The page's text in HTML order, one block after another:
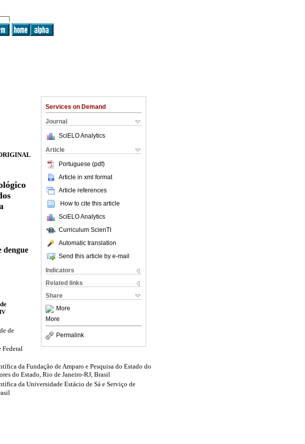
Services on Demand
Journal
SciELO Analytics
Article
Portuguese (pdf)
Article in xml format
Article references
How to cite this article
SciELO Analytics
Curriculum ScienTI
Automatic translation
Send this article by e-mail
Indicators
Related links
Share
More
More
Permalink
dengue
IV
de
Federal
da Fundação de Amparo e Pesquisa do Estado do
do Estado, Rio de Janeiro-RJ, Brasil
da Universidade Estácio de Sá e Serviço de